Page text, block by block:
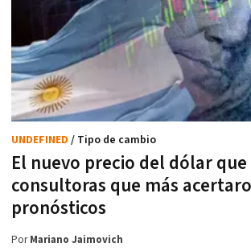
El nuevo precio del dólar
consultoras que más
pronósticos
UNDEFINED / Tipo de cambio
PorMariano Jaimovich